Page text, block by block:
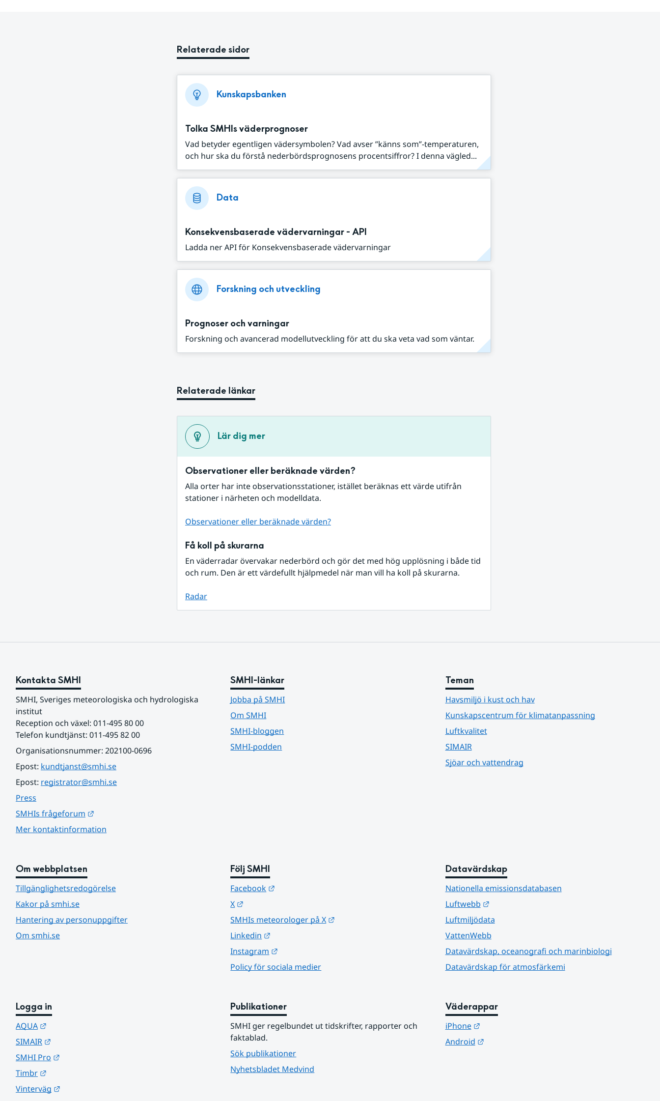
Relaterade sidor
Kunskapsbanken
Tolka SMHIs väderprognoser
Vad betyder egentligen vädersymbolen? Vad avser ”känns som”-temperaturen,
och hur ska du förstå nederbördsprognosens procentsiffror? I denna vägled...
Data
Konsekvensbaserade vädervarningar - API
Ladda ner API för Konsekvensbaserade vädervarningar
Forskning och utveckling
Prognoser och varningar
Forskning och avancerad modellutveckling för att du ska veta vad som väntar.
Relaterade länkar
Lär dig mer
Observationer eller beräknade värden?
Alla orter har inte observationsstationer, istället beräknas ett värde utifrån
stationer i närheten och modelldata.
Observationer eller beräknade värden?
Få koll på skurarna
En väderradar övervakar nederbörd och gör det med hög upplösning i både tid
och rum. Den är ett värdefullt hjälpmedel när man vill ha koll på skurarna.
Radar
Kontakta SMHI
SMHI, Sveriges meteorologiska och hydrologiska
institut
Reception och växel: 011-495 80 00
Telefon kundtjänst: 011-495 82 00
Organisationsnummer: 202100-0696
Epost: kundtjanst@smhi.se
Epost: registrator@smhi.se
Press
SMHIs frågeforum
Mer kontaktinformation
SMHI-länkar
Jobba på SMHI
Om SMHI
SMHI-bloggen
SMHI-podden
Teman
Havsmiljö i kust och hav
Kunskapscentrum för klimatanpassning
Luftkvalitet
SIMAIR
Sjöar och vattendrag
Om webbplatsen
Tillgänglighetsredogörelse
Kakor på smhi.se
Hantering av personuppgifter
Om smhi.se
Följ SMHI
Facebook
X
SMHIs meteorologer på X
Linkedin
Instagram
Policy för sociala medier
Datavärdskap
Nationella emissionsdatabasen
Luftwebb
Länk till annan webbplats.
Luftmiljödata
VattenWebb
Datavärdskap, oceanografi och marinbiologi
Datavärdskap för atmosfärkemi
Logga in
AQUA
SIMAIR
SMHI Pro
Timbr
Vinterväg
Publikationer
SMHI ger regelbundet ut tidskrifter, rapporter och
faktablad.
Sök publikationer
Nyhetsbladet Medvind
Väderappar
iPhone
Länk till annan webbplats.
Android
Länk till annan webbplats.